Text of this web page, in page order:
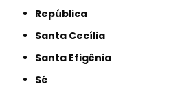
República
Santa Cecília
Santa Efigênia
Sé